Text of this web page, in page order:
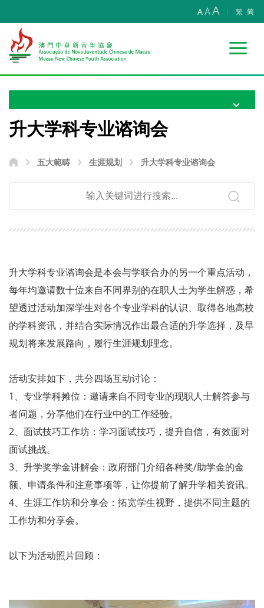
AAA 繁 简
升大学科专业谘询会
五大範畴 生涯规划 升大学科专业谘询会
升大学科专业谘询会是本会与学联合办的另一个重点活动，
每年均邀请数十位来自不同界别的在职人士为学生解惑，希
望透过活动加深学生对各个专业学科的认识、取得各地高校
的学科资讯，并结合实际情况作出最合适的升学选择，及早
规划将来发展路向，履行生涯规划理念。
活动安排如下，共分四场互动讨论：
1、专业学科摊位：邀请来自不同专业的现职人士解答参与
者问题，分享他们在行业中的工作经验。
2、面试技巧工作坊：学习面试技巧，提升自信，有效面对
面试挑战。
3、升学奖学金讲解会：政府部门介绍各种奖/助学金的金
额、申请条件和注意事项等，让你提前了解升学相关资讯。
4、生涯工作坊和分享会：拓宽学生视野，提供不同主题的
工作坊和分享会。
以下为活动照片回顾：